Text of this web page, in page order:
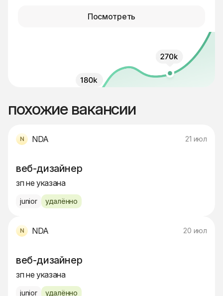
Посмотреть
похожие вакансии
NDA 21 июл
веб-дизайнер
зп не указана
junior удалённо
NDA 20 июл
веб-дизайнер
зп не указана
junior удалённо